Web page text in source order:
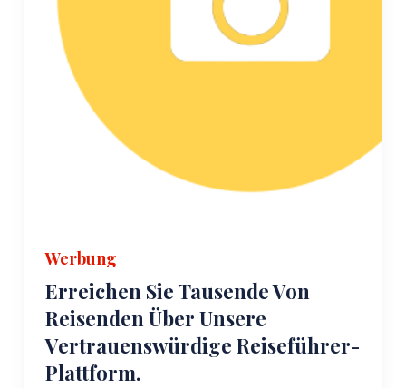
Werbung
Erreichen Sie Tausende Von
Reisenden Über Unsere
Vertrauenswürdige Reiseführer-
Plattform.